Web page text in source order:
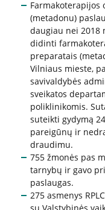
Struktūra
Misija, vertybės,
Vadovė
Valdymo
Valdymas
Komisijos ir darbo
Vadovybės
Administracinė
Planavimo
(metadonu)
daugiau nei 2018
didinti
preparatais
Vilniaus mieste,
savivaldybės
sveikatos
poliklinikomis.
suteikti gydymą
pareigūnų ir
draudimu.
755 žmonės pas
tarnybų ir gavo
paslaugas.
275 asmenys